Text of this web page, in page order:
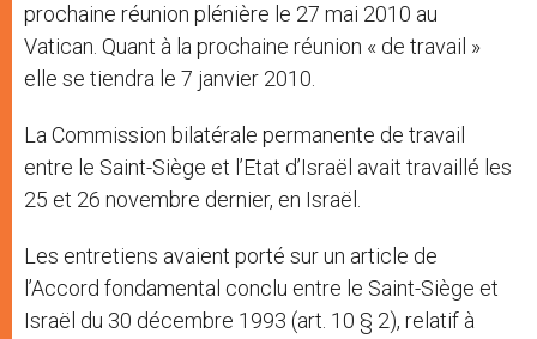
prochaine réunion plénière le 27 mai 2010 au
Vatican. Quant à la prochaine réunion « de travail »
elle se tiendra le 7 janvier 2010.
La Commission bilatérale permanente de travail
entre le Saint-Siège et l’Etat d’Israël avait travaillé les
25 et 26 novembre dernier, en Israël.
Les entretiens avaient porté sur un article de
l’Accord fondamental conclu entre le Saint-Siège et
Israël du 30 décembre 1993 (art. 10 § 2), relatif à